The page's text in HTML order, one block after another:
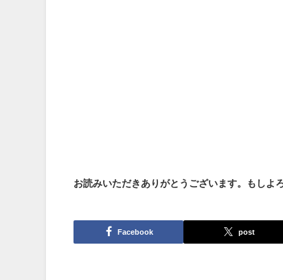
お読みいただきありがとうございます。もしよ
Facebook post